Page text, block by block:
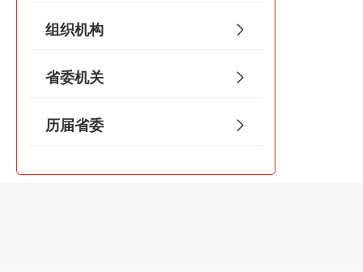
组织机构
省委机关
历届省委